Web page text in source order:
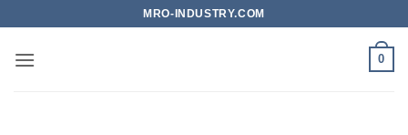
nội
MRO-INDUSTRY.COM
0